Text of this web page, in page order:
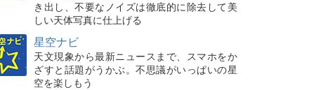
き出し、不要なノイズは徹底的に除去して美
しい天体写真に仕上げる
星空ナビ
天文現象から最新ニュースまで、スマホをか
ざすと話題がうかぶ。不思議がいっぱいの星
空を楽しもう